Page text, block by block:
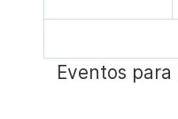
Eventos para